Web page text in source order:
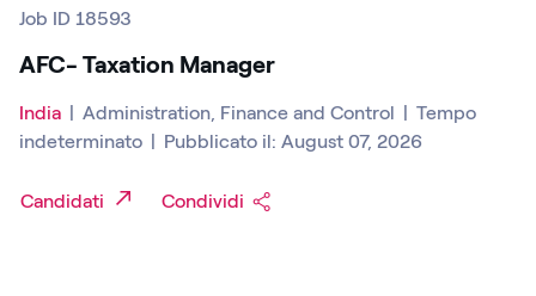
Job ID 18593
AFC- Taxation Manager
India Administration, Finance and Control
Tempo
indeterminato
Pubblicato il: August 07, 2026
Candidati Condividi